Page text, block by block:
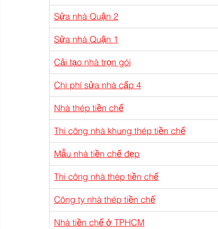
Sửa nhà Quận 2
Sửa nhà Quận 1
Cải tạo nhà trọn gói
Chi phí sửa nhà cấp 4
Nhà thép tiền chế
Thi công nhà khung thép tiền chế
Mẫu nhà tiền chế đẹp
Thi công nhà thép tiền chế
Công ty nhà thép tiền chế
Nhà tiền chế ở TPHCM